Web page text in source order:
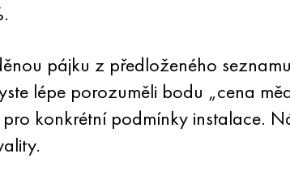
pájku z předloženého
lépe porozuměli bodu „cena
konkrétní podmínky instalace.